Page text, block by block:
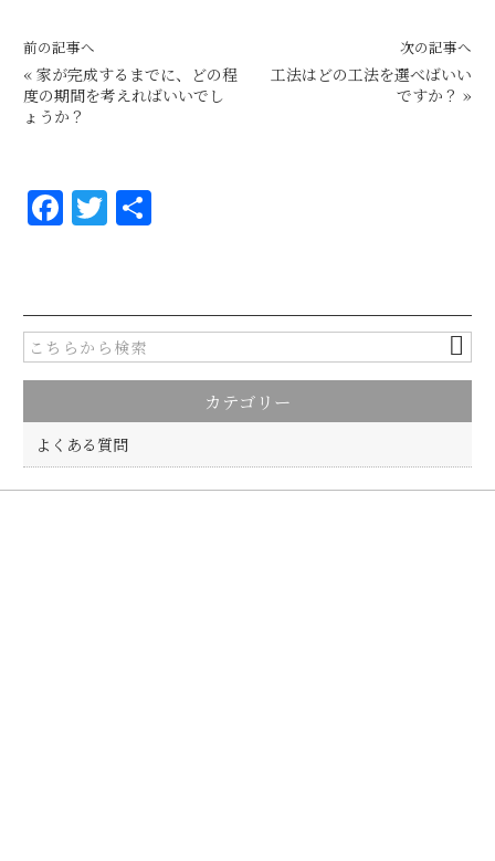
前の記事へ
« 家が完成するまでに、どの程
度の期間を考えればいいでし
ょうか？
次の記事へ
工法はどの工法を選べばいい
ですか？ »
F
a
e
b
o
o
k
T
w
te
r
カテゴリー
よくある質問